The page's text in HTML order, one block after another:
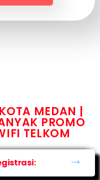
MEDAN |
PROMO
TELKOM